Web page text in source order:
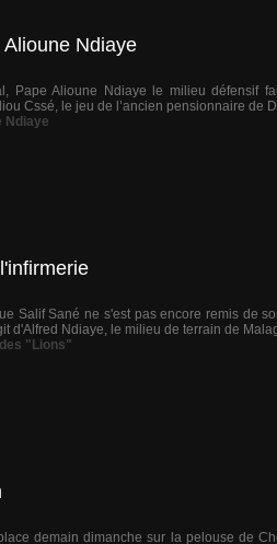
Ndiaye
Alioune Ndiaye le milieu défensif
Cssé, le jeu de l’ancien pensionnaire de
Ndiaye
Salif Sané ne s'est pas encore remis de
d'Alfred Ndiaye, le milieu de terrain de
"Lions"
demain dimanche sur la pelouse de